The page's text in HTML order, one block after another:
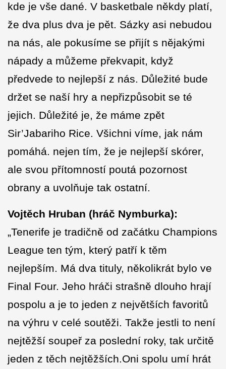
kde je vše dané. V basketbale někdy platí,
že dva plus dva je pět. Sázky asi nebudou
na nás, ale pokusíme se přijít s nějakými
nápady a můžeme překvapit, když
předvede to nejlepší z nás. Důležité bude
držet se naší hry a nepřizpůsobit se té
jejich. Důležité je, že máme zpět
Sir’Jabariho Rice. Všichni víme, jak nám
pomáhá. nejen tím, že je nejlepší skórer,
ale svou přítomností poutá pozornost
obrany a uvolňuje tak ostatní.
Vojtěch Hruban (hráč Nymburka):
„Tenerife je tradičně od začátku Champions
League ten tým, který patří k těm
nejlepším. Má dva tituly, několikrát bylo ve
Final Four. Jeho hráči strašně dlouho hrají
pospolu a je to jeden z největších favoritů
na výhru v celé soutěži. Takže jestli to není
nejtěžší soupeř za poslední roky, tak určitě
jeden z těch nejtěžších.Oni spolu umí hrát